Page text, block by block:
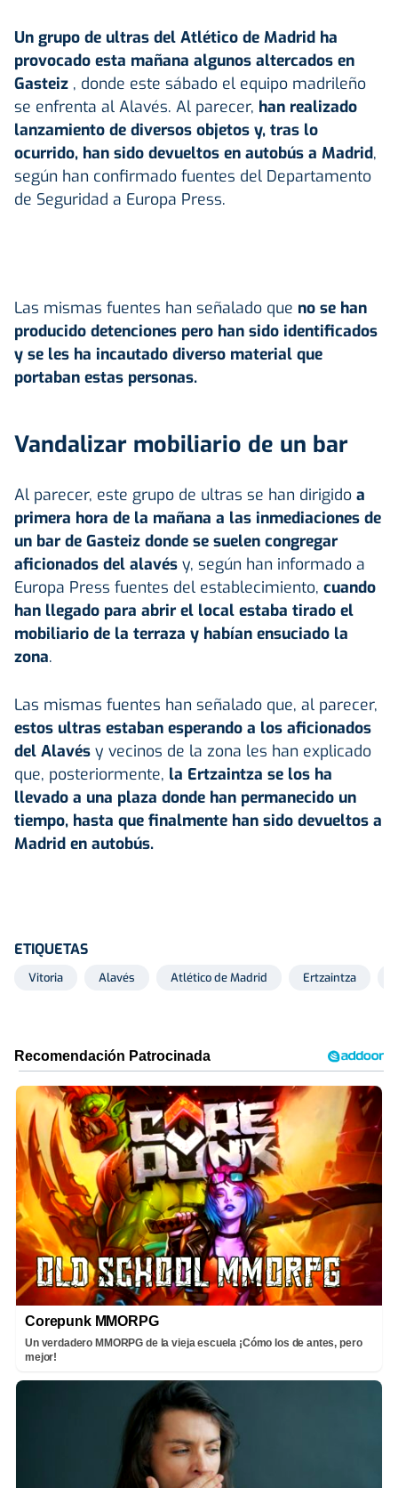
Un grupo de ultras del Atlético de Madrid ha
provocado esta mañana algunos altercados en
Gasteiz , donde este sábado el equipo madrileño
se enfrenta al Alavés. Al parecer, han realizado
lanzamiento de diversos objetos y, tras lo
ocurrido, han sido devueltos en autobús a Madrid,
según han confirmado fuentes del Departamento
de Seguridad a Europa Press.
Las mismas fuentes han señalado que no se han
producido detenciones pero han sido identificados
y se les ha incautado diverso material que
portaban estas personas.
Vandalizar mobiliario de un bar
Al parecer, este grupo de ultras se han dirigido a
primera hora de la mañana a las inmediaciones de
un bar de Gasteiz donde se suelen congregar
aficionados del alavés y, según han informado a
Europa Press fuentes del establecimiento, cuando
han llegado para abrir el local estaba tirado el
mobiliario de la terraza y habían ensuciado la
zona.
Las mismas fuentes han señalado que, al parecer,
estos ultras estaban esperando a los aficionados
del Alavés y vecinos de la zona les han explicado
que, posteriormente, la Ertzaintza se los ha
llevado a una plaza donde han permanecido un
tiempo, hasta que finalmente han sido devueltos a
Madrid en autobús.
ETIQUETAS
Vitoria Alavés Atlético de Madrid Ertzaintza
Corepunk MMORPG
Un verdadero MMORPG de la vieja escuela ¡Cómo los de antes, pero
mejor!